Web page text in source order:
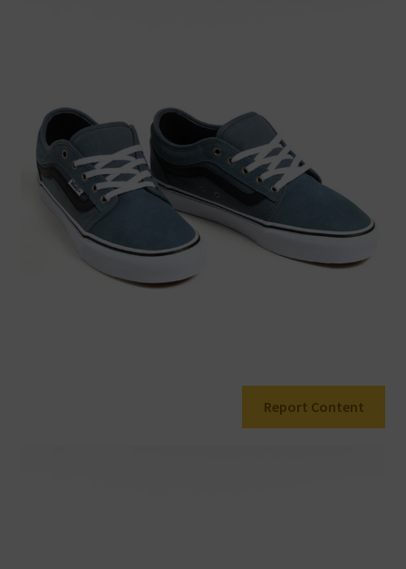
Report Content